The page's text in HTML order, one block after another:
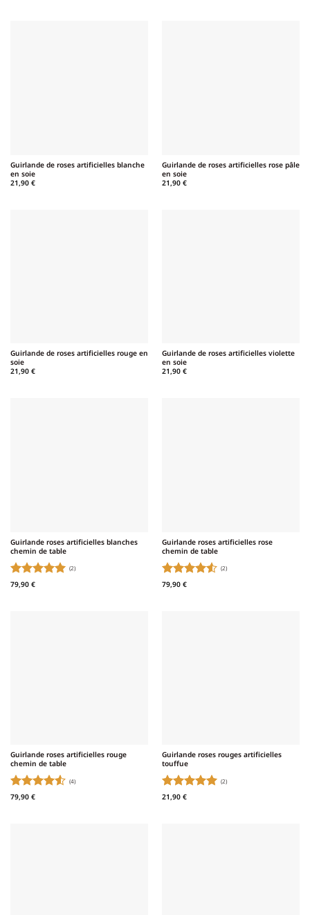
Guirlande de roses artificielles blanche
en soie
21,90 €
Guirlande de roses artificielles rose pâle
en soie
21,90 €
Guirlande de roses artificielles rouge en
soie
21,90 €
Guirlande de roses artificielles violette
en soie
21,90 €
Guirlande roses artificielles blanches
chemin de table
Note
(2)
79,90 €
Guirlande roses artificielles rose
chemin de table
Note
(2)
79,90 €
Guirlande roses artificielles rouge
chemin de table
Note
(4)
79,90 €
Guirlande roses rouges artificielles
touffue
Note
(2)
21,90 €